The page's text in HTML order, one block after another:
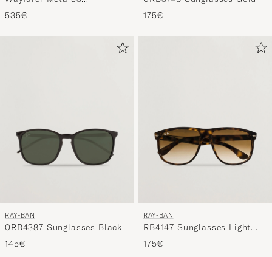
Sunglasses Matte Black
535€
175€
RAY-BAN
0RB4387 Sunglasses Black
145€
RAY-BAN
RB4147 Sunglasses Light
Havana/Crystal Brown
Gradient
175€